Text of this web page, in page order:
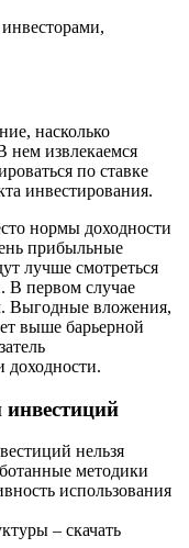
насколько
нем извлекаемся
по ставке
инвестирования.
нормы доходности
прибыльные
лучше смотреться
В первом случае
Выгодные вложения,
выше барьерной
доходности.
нельзя
методики
использования
– скачать